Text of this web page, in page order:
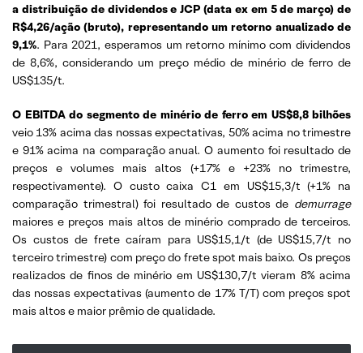
a distribuição de dividendos e JCP (data ex em 5 de março) de
R$4,26/ação (bruto), representando um retorno anualizado de
9,1%. Para 2021, esperamos um retorno mínimo com dividendos
de 8,6%, considerando um preço médio de minério de ferro de
US$135/t.
O EBITDA do segmento de minério de ferro em US$8,8 bilhões
veio 13% acima das nossas expectativas, 50% acima no trimestre
e 91% acima na comparação anual. O aumento foi resultado de
preços e volumes mais altos (+17% e +23% no trimestre,
respectivamente). O custo caixa C1 em US$15,3/t (+1% na
comparação trimestral) foi resultado de custos de demurrage
maiores e preços mais altos de minério comprado de terceiros.
Os custos de frete caíram para US$15,1/t (de US$15,7/t no
terceiro trimestre) com preço do frete spot mais baixo. Os preços
realizados de finos de minério em US$130,7/t vieram 8% acima
das nossas expectativas (aumento de 17% T/T) com preços spot
mais altos e maior prêmio de qualidade.